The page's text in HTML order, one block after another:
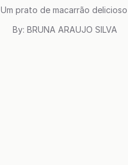
Um prato de macarrão
By: BRUNA ARAUJO SILVA